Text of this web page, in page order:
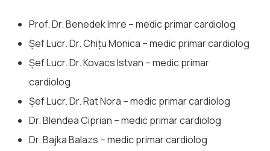
Prof. Dr. Benedek Imre – medic primar cardiolog
Șef Lucr. Dr. Chițu Monica – medic primar cardiolog
Șef Lucr. Dr. Kovacs Istvan – medic primar
cardiolog
Șef Lucr. Dr. Rat Nora – medic primar cardiolog
Dr. Blendea Ciprian – medic primar cardiolog
Dr. Bajka Balazs – medic primar cardiolog